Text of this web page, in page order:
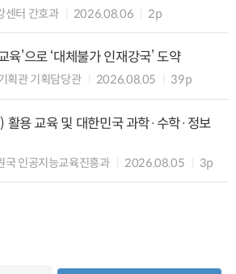
센터 간호과 2026.08.06 2p
육’으로 ‘대체불가 인재강국’ 도약
획관 기획담당관 2026.08.05 39p
용 교육 및 대한민국 과학·수학·정보
국 인공지능교육진흥과 2026.08.05 3p